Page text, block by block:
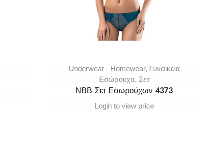
Underwear - Homewear, Γυναικεία
Εσώρουχα, Σετ
ΝΒΒ Σετ Εσωρούχων 4373
Login to view price